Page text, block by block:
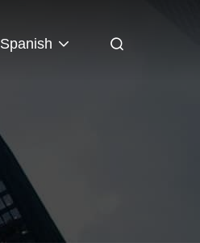
Spanish